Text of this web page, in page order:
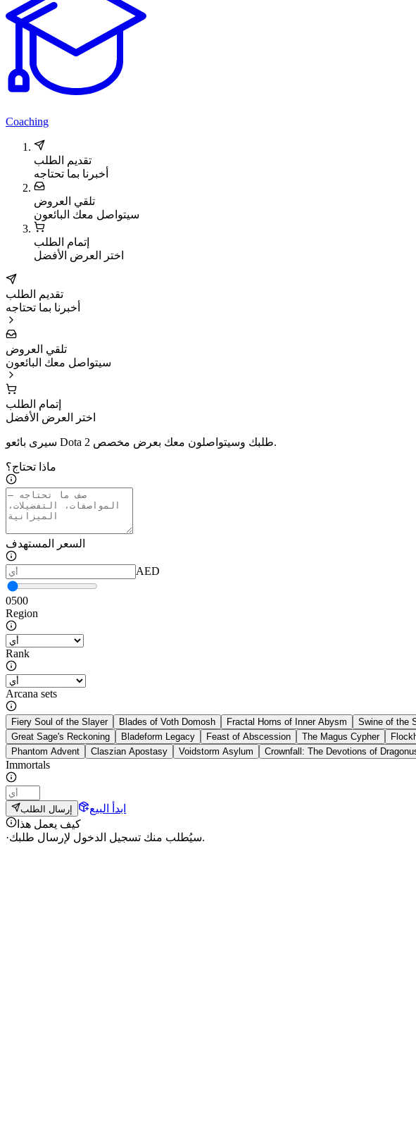
Coaching
تقديم الطلب
أخبرنا بما تحتاجه
تلقي العروض
سيتواصل معك البائعون
إتمام الطلب
اختر العرض الأفضل
تقديم الطلب
أخبرنا بما تحتاجه
تلقي العروض
سيتواصل معك البائعون
إتمام الطلب
اختر العرض الأفضل
سيرى بائعو Dota 2 طلبك وسيتواصلون معك بعرض مخصص.
ماذا تحتاج؟
السعر المستهدف
AED
0500
Region
Rank
Arcana sets
Fiery Soul of the Slayer Blades of Voth Domosh Fractal Horns of Inner Abysm Swine of the
Great Sage's Reckoning
Bladeform Legacy Feast of Abscession The Magus Cypher
Phantom Advent
Claszian Apostasy Voidstorm Asylum Crownfall: The Devotions of
Immortals
إرسال الطلب
ابدأ البيع
كيف يعمل هذا
·
سيُطلب منك تسجيل الدخول لإرسال طلبك.